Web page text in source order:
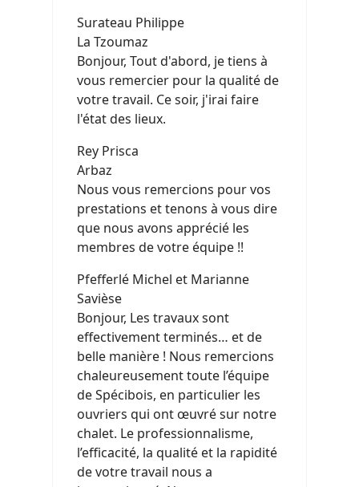
Surateau Philippe
La Tzoumaz
Bonjour, Tout d'abord, je tiens à
vous remercier pour la qualité de
votre travail. Ce soir, j'irai faire
l'état des lieux.
Rey Prisca
Arbaz
Nous vous remercions pour vos
prestations et tenons à vous dire
que nous avons apprécié les
membres de votre équipe !!
Pfefferlé Michel et Marianne
Savièse
Bonjour, Les travaux sont
effectivement terminés… et de
belle manière ! Nous remercions
chaleureusement toute l’équipe
de Spécibois, en particulier les
ouvriers qui ont œuvré sur notre
chalet. Le professionnalisme,
l’efficacité, la qualité et la rapidité
de votre travail nous a